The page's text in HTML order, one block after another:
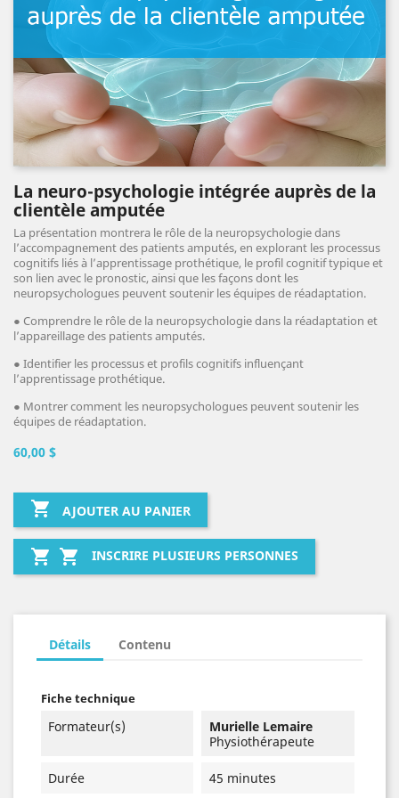
La neuro-psychologie intégrée auprès de la
clientèle amputée
La présentation montrera le rôle de la neuropsychologie dans
l’accompagnement des patients amputés, en explorant les processus
cognitifs liés à l’apprentissage prothétique, le profil cognitif typique et
son lien avec le pronostic, ainsi que les façons dont les
neuropsychologues peuvent soutenir les équipes de réadaptation.
● Comprendre le rôle de la neuropsychologie dans la réadaptation et
l’appareillage des patients amputés.
● Identifier les processus et profils cognitifs influençant
l’apprentissage prothétique.
● Montrer comment les neuropsychologues peuvent soutenir les
équipes de réadaptation.
60,00 $
 AJOUTER AU PANIER
  INSCRIRE PLUSIEURS PERSONNES
Détails Contenu
Fiche technique
Formateur(s)
Murielle Lemaire
Physiothérapeute
Durée 45 minutes